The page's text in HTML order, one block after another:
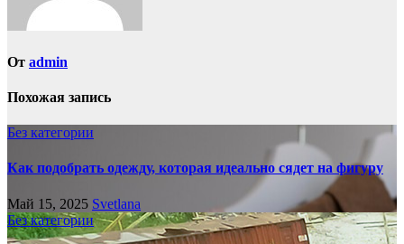
От admin
Похожая запись
Без категории
Как подобрать одежду, которая идеально сядет на фигуру
Май 15, 2025 Svetlana
Без категории